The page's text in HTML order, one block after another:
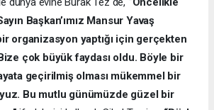
Başkan’ımız Mansur Yavaş
organizasyon yaptığı için gerçekten
çok büyük faydası oldu. Böyle bir
geçirilmiş olması mükemmel bir
Bu mutlu günümüzde güzel bir